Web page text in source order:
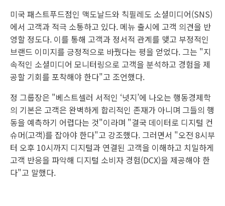
미국 패스트푸드점인 맥도날드와 칙필레도 소셜미디어(SNS)
에서 고객과 적극 소통하고 있다. 메뉴 출시에 고객 의견을 반
영할 정도다. 이를 통해 고객과 정서적 관계를 맺고 부정적인
브랜드 이미지를 긍정적으로 바꿨다는 평을 얻었다. 그는 "지
속적인 소셜미디어 모니터링으로 고객을 분석하고 경험을 제
공할 기회를 포착해야 한다"고 조언했다.
정 그룹장은 "베스트셀러 서적인 ‘넛지’에 나오는 행동경제학
의 기본은 고객은 완벽하게 합리적인 존재가 아니며 그들의 행
동을 예측하기 어렵다는 것"이라며 "결국 데이터로 디지털 컨
슈머(고객)를 잡아야 한다"고 강조했다. 그러면서 "오전 8시부
터 오후 10시까지 디지털과 연결된 고객을 이해하고 치밀하게
고객 반응을 파악해 디지털 소비자 경험(DCX)을 제공해야 한
다"고 말했다.